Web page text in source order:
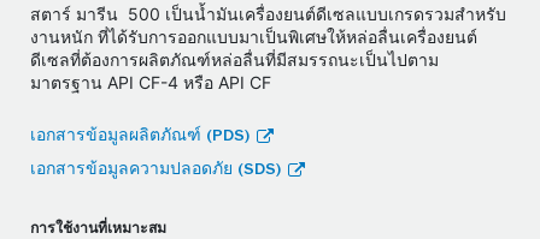
สตาร์ มารีน 500 เป็นน้ำมันเครื่องยนต์ดีเซลแบบเกรดรวมสำหรับ
งานหนัก ที่ได้รับการออกแบบมาเป็นพิเศษให้หล่อลื่นเครื่องยนต์
ดีเซลที่ต้องการผลิตภัณฑ์หล่อลื่นที่มีสมรรถนะเป็นไปตาม
มาตรฐาน API CF-4 หรือ API CF
เอกสารข้อมูลผลิตภัณฑ์ (PDS)
เอกสารข้อมูลความปลอดภัย (SDS)
การใช้งานที่เหมาะสม